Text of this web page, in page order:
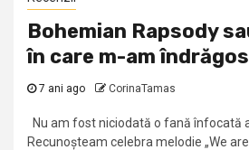
Bohemian Rapsody
în care m-am
7 ani ago CorinaTamas
Nu am fost niciodată o fană înfocată
Recunoșteam celebra melodie „We